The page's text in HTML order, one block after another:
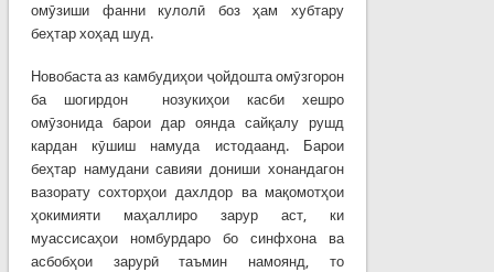
омӯзиши фанни кулолӣ боз ҳам хубтару
беҳтар хоҳад шуд.
Новобаста аз камбудиҳои ҷойдошта омӯзгорон
ба шогирдон нозукиҳои касби хешро
омӯзонида барои дар оянда сайқалу рушд
кардан кӯшиш намуда истодаанд. Барои
беҳтар намудани савияи дониши хонандагон
вазорату сохторҳои дахлдор ва мақомотҳои
ҳокимияти маҳаллиро зарур аст, ки
муассисаҳои номбурдаро бо синфхона ва
асбобҳои зарурӣ таъмин намоянд, то